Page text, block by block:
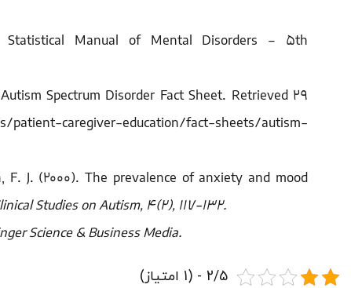
Statistical Manual of Mental Disorders – 5th
Spectrum Disorder Fact Sheet. Retrieved 29
caregiver-education/fact-sheets/autism-
F. J. (2000). The prevalence of anxiety and mood
Studies on Autism, 4(2), 117-132.
Science & Business Media.
2/5 - (1 امتیاز)